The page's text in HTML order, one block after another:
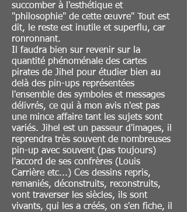
succomber à l'esthétique et
"philosophie" de cette œuvre" Tout est
dit, le reste est inutile et superflu, car
ronronnant.
Il faudra bien sur revenir sur la
quantité phénoménale des cartes
pirates de Jihel pour étudier bien au
delà des pin-ups représentées
l'ensemble des symboles et messages
délivrés, ce qui à mon avis n'est pas
une mince affaire tant les sujets sont
variés. Jihel est un passeur d'images, il
reprendra très souvent de nombreuses
pin-up avec souvent (pas toujours)
l'accord de ses confrères (Louis
Carrière etc...) Ces dessins repris,
remaniés, déconstruits, reconstruits,
vont traverser les siècles, ils sont
vivants, qui les a créés, on s'en fiche, il